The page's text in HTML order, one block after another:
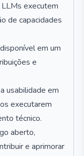
executem
de capacidades
em um
e
usabilidade em
executarem
técnico.
aberto,
e aprimorar